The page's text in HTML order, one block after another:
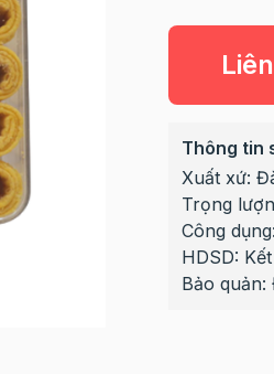
Thông tin
Xuất xứ:
Trọng
Công
HDSD:
Bảo